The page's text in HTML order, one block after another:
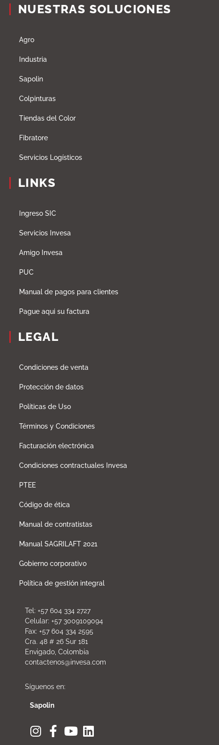
NUESTRAS SOLUCIONES
Agro
Industria
Sapolin
Colpinturas
Tiendas del Color
Fibratore
Servicios Logísticos
LINKS
Ingreso SIC
Servicios Invesa
Amigo Invesa
PUC
Manual de pagos para clientes
Pague aqui su factura
LEGAL
Condiciones de venta
Protección de datos
Políticas de Uso
Términos y Condiciones
Facturación electrónica
Condiciones contractuales Invesa
PTEE
Código de ética
Manual de contratistas
Manual SAGRILAFT 2021
Gobierno corporativo
Política de gestión integral
Tel: +57 604 334 2727
Celular: +57 3009109094
Fax: +57 604 334 2595
Cra. 48 # 26 Sur 181
Envigado, Colombia
contactenos@invesa.com
Síguenos en:
Sapolin